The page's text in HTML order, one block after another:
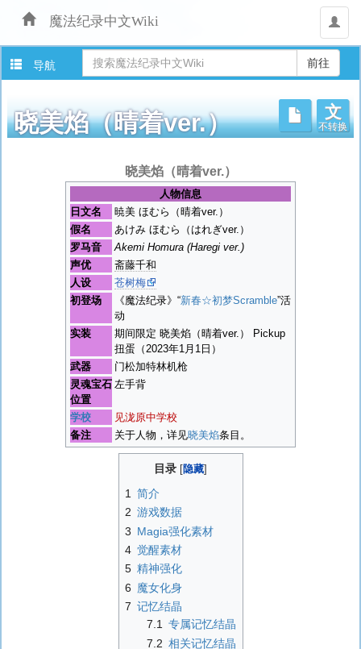
魔法纪录中文Wiki
用
户
导航
晓美焰（晴着ver.）
文
不转换
晓美焰（晴着ver.）
人物信息
日文名
暁美 ほむら（晴着ver.）
假名
あけみ ほむら（はれぎver.）
罗马音
Akemi Homura (Haregi ver.)
声优
斋藤千和
人设
苍树梅
初登场
《魔法纪录》“新春☆初梦Scramble”活
动
实装
期间限定 晓美焰（晴着ver.） Pickup
扭蛋（2023年1月1日）
武器
门松加特林机枪
灵魂宝石
位置
左手背
学校
见泷原中学校
备注
关于人物，详见晓美焰条目。
目录
1
简介
2 游戏数据
3 Magia强化素材
4 觉醒素材
5 精神强化
6 魔女化身
7 记忆结晶
7.1 专属记忆结晶
7.2 相关记忆结晶